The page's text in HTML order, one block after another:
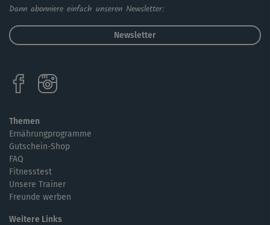
Dann abonniere einfach unseren Newsletter:
Newsletter
Themen
Ernährungprogramme
Gutschein-Shop
FAQ
Fitnesstest
Unsere Trainer
Freunde werben
Weitere Links